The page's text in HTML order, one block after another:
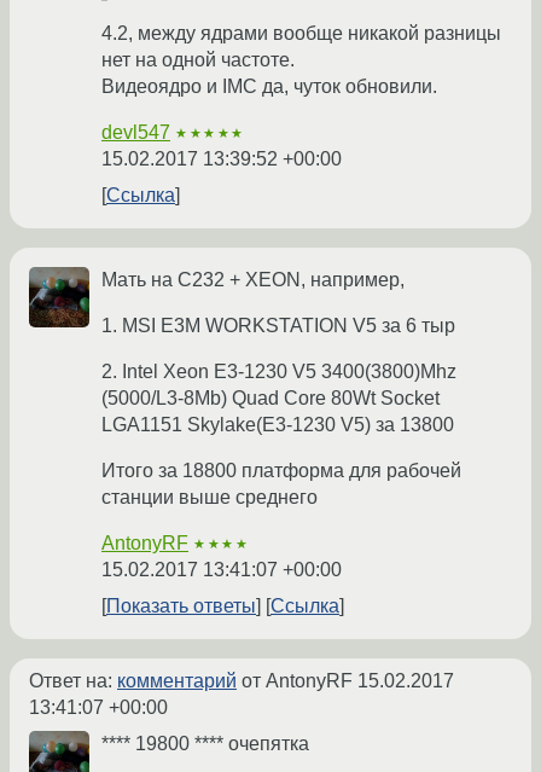
4.2, между ядрами вообще никакой разницы
нет на одной частоте.
Видеоядро и IMC да, чуток обновили.
devl547 ★★★★★
15.02.2017 13:39:52 +00:00
Ссылка
Мать на C232 + XEON, например,
1. MSI E3M WORKSTATION V5 за 6 тыр
2. Intel Xeon E3-1230 V5 3400(3800)Mhz
(5000/L3-8Mb) Quad Core 80Wt Socket
LGA1151 Skylake(E3-1230 V5) за 13800
Итого за 18800 платформа для рабочей
станции выше среднего
AntonyRF ★★★★
15.02.2017 13:41:07 +00:00
Показать ответы
Ссылка
Ответ на: комментарий от AntonyRF 15.02.2017
13:41:07 +00:00
**** 19800 **** очепятка